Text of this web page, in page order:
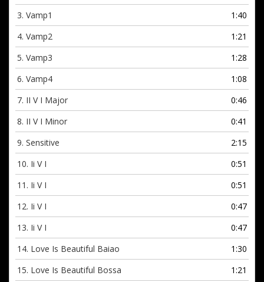
3. Vamp1
1:40
4. Vamp2
1:21
5. Vamp3
1:28
6. Vamp4
1:08
7. II V I Major
0:46
8. II V I Minor
0:41
9. Sensitive
2:15
10. Ii V I
0:51
11. Ii V I
0:51
12. Ii V I
0:47
13. Ii V I
0:47
14. Love Is Beautiful Baiao
1:30
15. Love Is Beautiful Bossa
1:21